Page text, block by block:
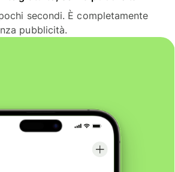
secondi. È completamente
pubblicità.